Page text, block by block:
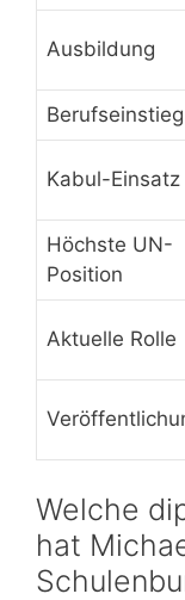
Ausbildung
Berufseinstieg
Kabul-Einsatz
Höchste UN-
Position
Aktuelle Rolle
Welche
hat